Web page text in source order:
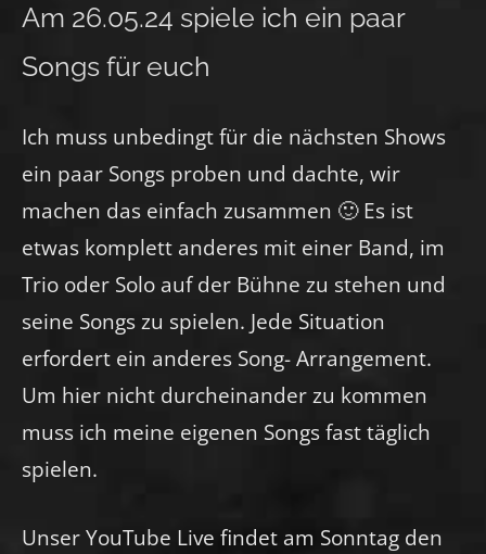
Am 26.05.24 spiele ich ein paar
Songs für euch
Ich muss unbedingt für die nächsten Shows
ein paar Songs proben und dachte, wir
machen das einfach zusammen 🙂 Es ist
etwas komplett anderes mit einer Band, im
Trio oder Solo auf der Bühne zu stehen und
seine Songs zu spielen. Jede Situation
erfordert ein anderes Song- Arrangement.
Um hier nicht durcheinander zu kommen
muss ich meine eigenen Songs fast täglich
spielen.
Unser YouTube Live findet am Sonntag den